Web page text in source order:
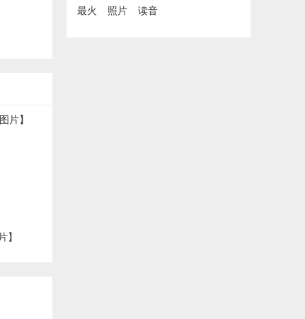
】
最火
照片 读音